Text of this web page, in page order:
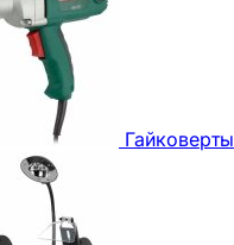
Гайковерты